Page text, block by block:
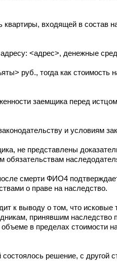
входящей в состав
<адрес>, денежные
руб., тогда как стоимость
заемщика перед
и условиям
не представлены
обязательствам
смерти ФИО4
о праве на наследство.
к выводу о том, что исковые
принявшим
в пределах стоимости
состоялось решение, с